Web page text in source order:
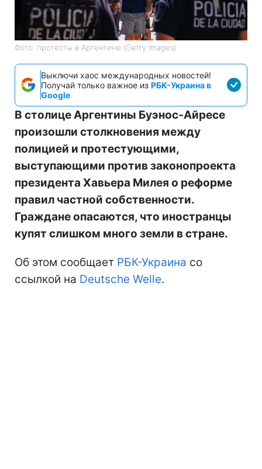
Фото: протесты в Аргентине (Getty Images)
Выключи хаос международных новостей!
Получай только важное из РБК-Украина в
Google
В столице Аргентины Буэнос-Айресе
произошли столкновения между
полицией и протестующими,
выступающими против законопроекта
президента Хавьера Милея о реформе
правил частной собственности.
Граждане опасаются, что иностранцы
купят слишком много земли в стране.
Об этом сообщает РБК-Украина со
ссылкой на Deutsche Welle.